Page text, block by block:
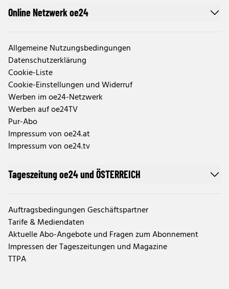
Online Netzwerk oe24
Allgemeine Nutzungsbedingungen
Datenschutzerklärung
Cookie-Liste
Cookie-Einstellungen und Widerruf
Werben im oe24-Netzwerk
Werben auf oe24TV
Pur-Abo
Impressum von oe24.at
Impressum von oe24.tv
Tageszeitung oe24 und ÖSTERREICH
Auftragsbedingungen Geschäftspartner
Tarife & Mediendaten
Aktuelle Abo-Angebote und Fragen zum Abonnement
Impressen der Tageszeitungen und Magazine
TTPA